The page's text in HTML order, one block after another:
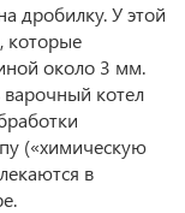
дробилку. У этой
около 3 мм.
варочный котел
(«химическую
в